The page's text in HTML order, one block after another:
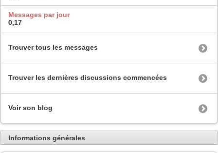
Messages par jour
0,17
Trouver tous les messages
Trouver les dernières discussions commencées
Voir son blog
Informations générales